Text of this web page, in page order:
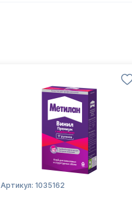
Артикул: 1035162